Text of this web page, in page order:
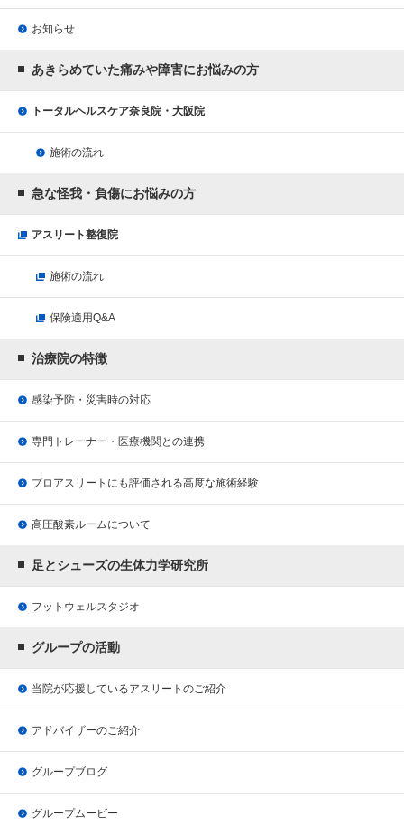
お知らせ
あきらめていた痛みや障害にお悩みの方
トータルヘルスケア奈良院・大阪院
施術の流れ
急な怪我・負傷にお悩みの方
アスリート整復院
施術の流れ
保険適用Q&A
治療院の特徴
感染予防・災害時の対応
専門トレーナー・医療機関との連携
プロアスリートにも評価される高度な施術経験
高圧酸素ルームについて
足とシューズの生体力学研究所
フットウェルスタジオ
グループの活動
当院が応援しているアスリートのご紹介
アドバイザーのご紹介
グループブログ
グループムービー